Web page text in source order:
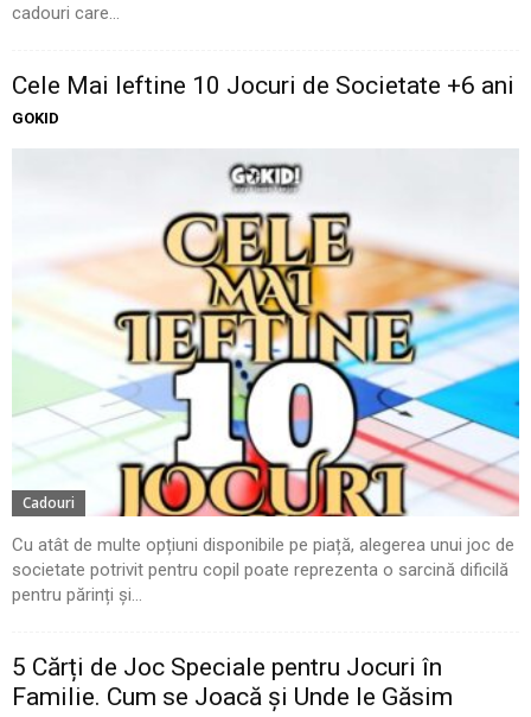
cadouri care...
Cele Mai Ieftine 10 Jocuri de Societate +6 ani
GOKID
Cadouri
Cu atât de multe opțiuni disponibile pe piață, alegerea unui joc de
societate potrivit pentru copil poate reprezenta o sarcină dificilă
pentru părinți și...
5 Cărți de Joc Speciale pentru Jocuri în
Familie. Cum se Joacă și Unde le Găsim